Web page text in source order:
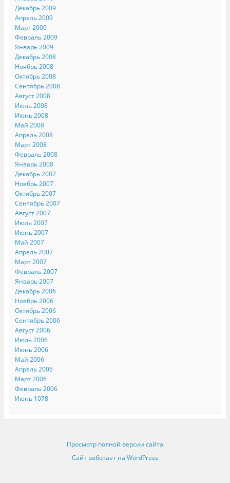
Декабрь 2009
Апрель 2009
Март 2009
Февраль 2009
Январь 2009
Декабрь 2008
Ноябрь 2008
Октябрь 2008
Сентябрь 2008
Август 2008
Июль 2008
Июнь 2008
Май 2008
Апрель 2008
Март 2008
Февраль 2008
Январь 2008
Декабрь 2007
Ноябрь 2007
Октябрь 2007
Сентябрь 2007
Август 2007
Июль 2007
Июнь 2007
Май 2007
Апрель 2007
Март 2007
Февраль 2007
Январь 2007
Декабрь 2006
Ноябрь 2006
Октябрь 2006
Сентябрь 2006
Август 2006
Июль 2006
Июнь 2006
Май 2006
Апрель 2006
Март 2006
Февраль 2006
Июнь 1078
Просмотр полной версии сайта
Сайт работает на WordPress